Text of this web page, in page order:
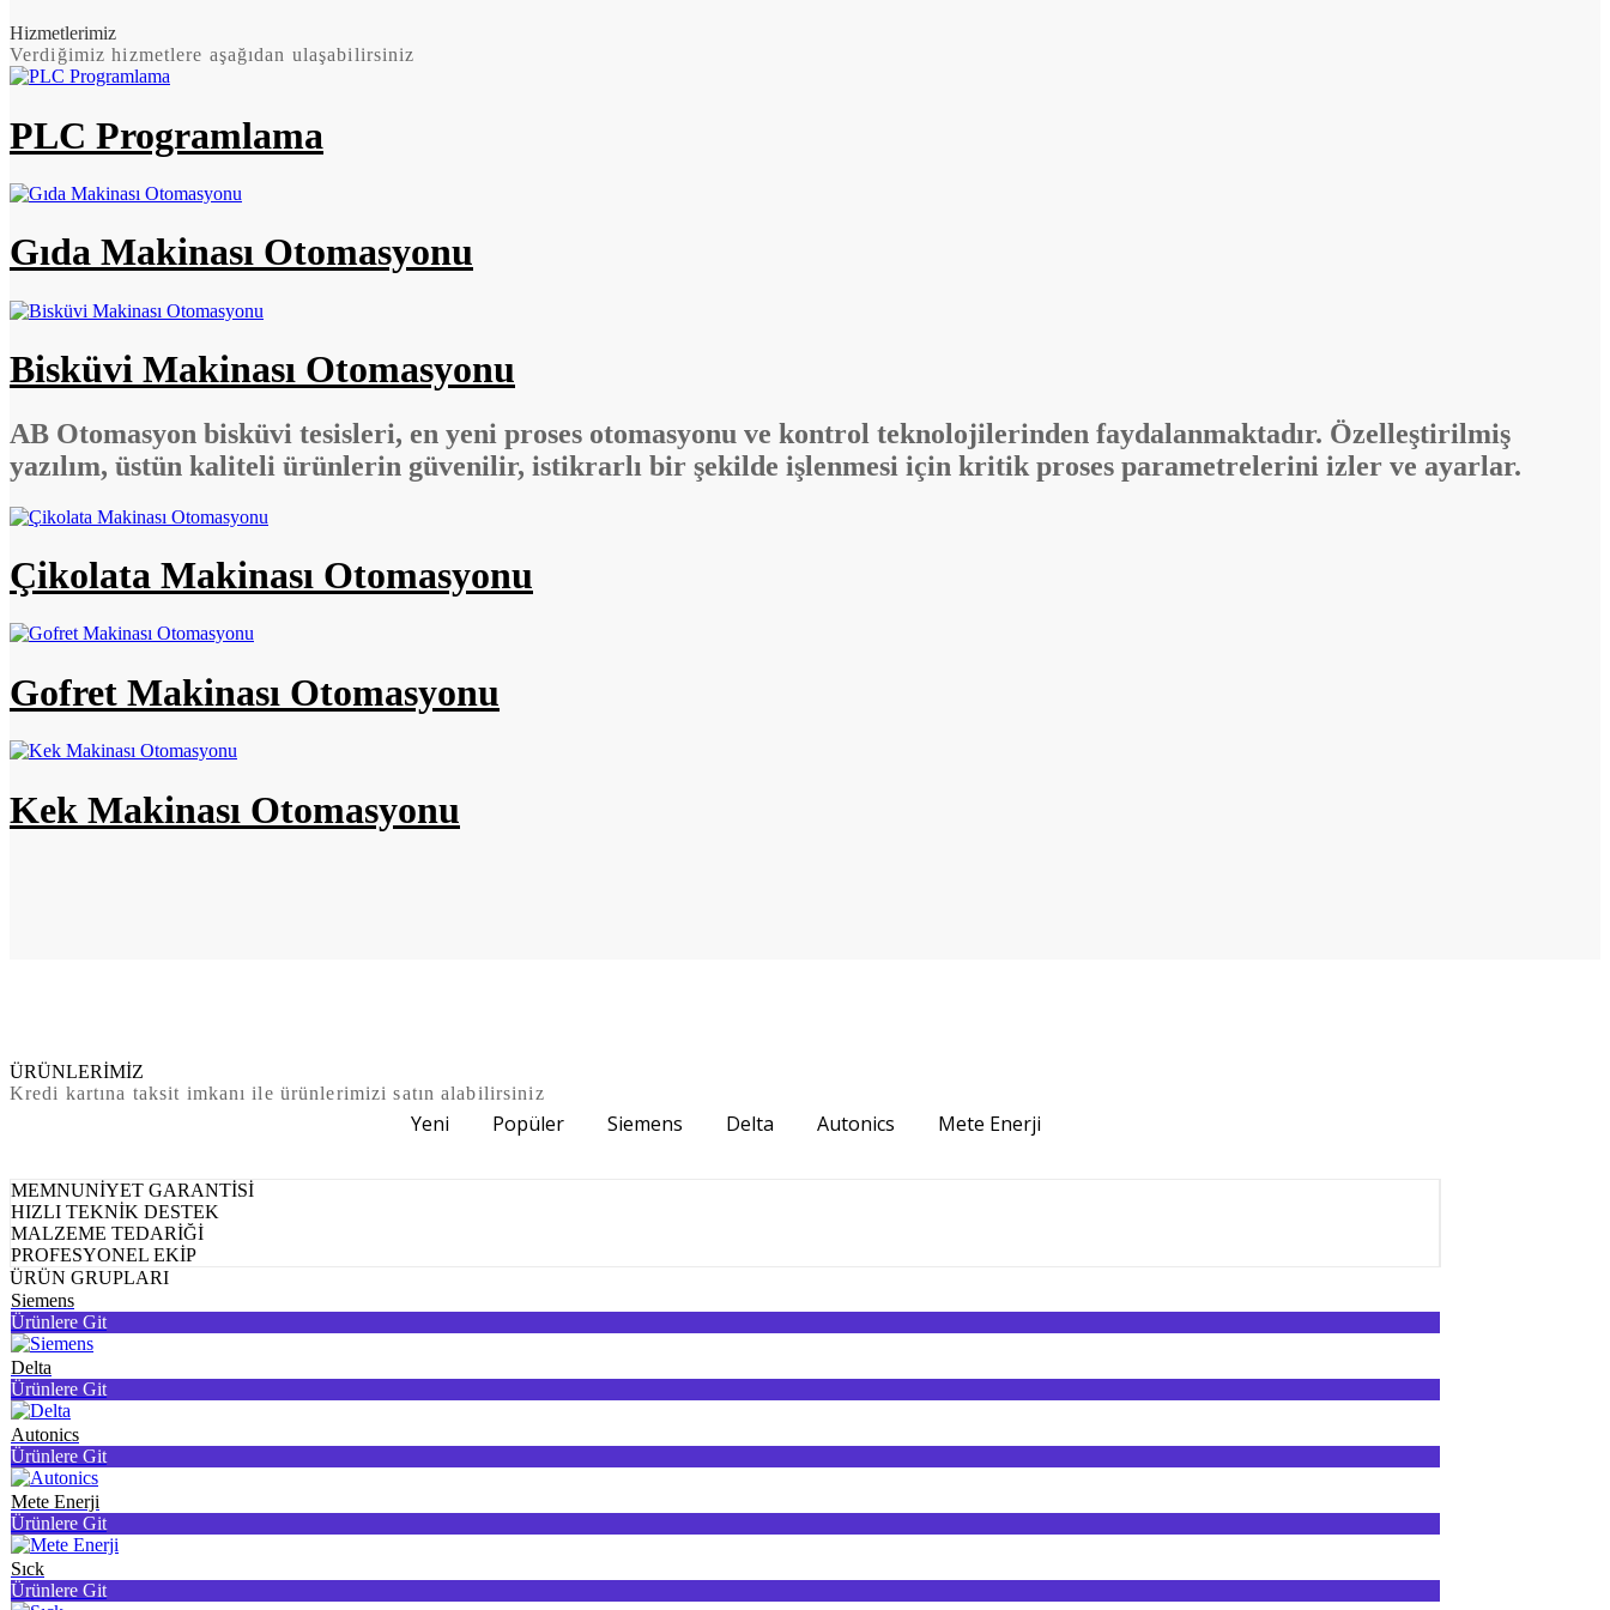
Hizmetlerimiz
Verdiğimiz hizmetlere aşağıdan ulaşabilirsiniz
PLC Programlama
Gıda Makinası Otomasyonu
Bisküvi Makinası Otomasyonu
AB Otomasyon bisküvi tesisleri, en yeni proses otomasyonu ve kontrol teknolojilerinden faydalanmaktadır. Özelleştirilmiş
yazılım, üstün kaliteli ürünlerin güvenilir, istikrarlı bir şekilde işlenmesi için kritik proses parametrelerini izler ve ayarlar.
Çikolata Makinası Otomasyonu
Gofret Makinası Otomasyonu
Kek Makinası Otomasyonu
ÜRÜNLERİMİZ
Kredi kartına taksit imkanı ile ürünlerimizi satın alabilirsiniz
Yeni Popüler Siemens Delta Autonics Mete Enerji
MEMNUNİYET GARANTİSİ
HIZLI TEKNİK DESTEK
MALZEME TEDARİĞİ
PROFESYONEL EKİP
ÜRÜN GRUPLARI
Siemens
Ürünlere Git
Delta
Ürünlere Git
Autonics
Ürünlere Git
Mete Enerji
Ürünlere Git
Sıck
Ürünlere Git